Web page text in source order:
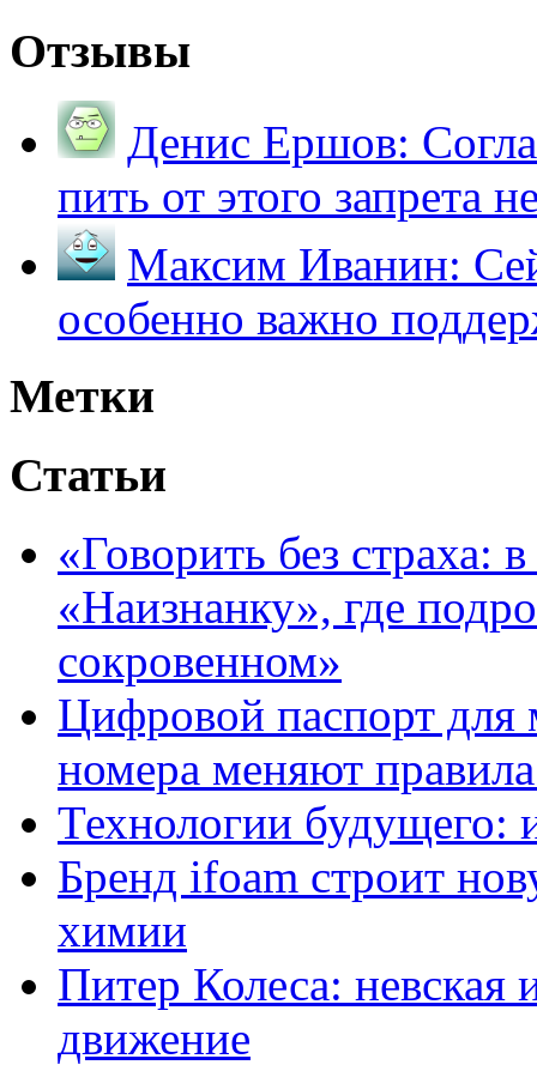
Отзывы
Денис Ершов:
пить от этого запрета
Максим Иванин:
особенно важно
Метки
Статьи
«Говорить без страха:
«Наизнанку», где
сокровенном»
Цифровой паспорт для
номера меняют
Технологии будущего:
Бренд ifoam строит
химии
Питер Колеса: невская
движение